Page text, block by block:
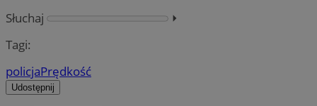
Słuchaj
⏵︎
Tagi:
policjaPrędkość
Udostępnij